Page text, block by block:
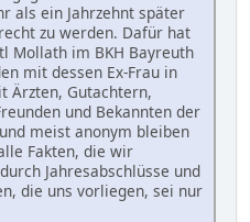
als ein Jahrzehnt später
zu werden. Dafür hat
Mollath im BKH Bayreuth
mit dessen Ex-Frau in
Ärzten, Gutachtern,
und Bekannten der
meist anonym bleiben
Fakten, die wir
Jahresabschlüsse und
die uns vorliegen, sei nur